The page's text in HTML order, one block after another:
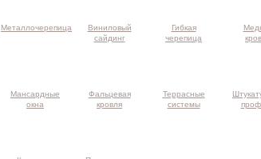
Металлочерепица
Виниловый
сайдинг
Гибкая
черепица
Мансардные
окна
Фальцевая
кровля
Террасные
системы